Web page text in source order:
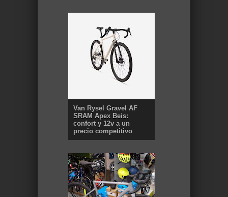
Van Rysel Gravel AF
SRAM Apex Beis:
confort y 12v a un
precio competitivo